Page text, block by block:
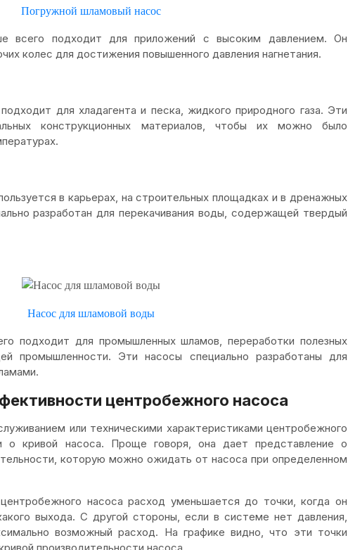
Погружной шламовый насос
всего подходит для приложений с высоким давлением. Он
колес для достижения повышенного давления нагнетания.
для хладагента и песка, жидкого природного газа. Эти
конструкционных материалов, чтобы их можно было
в карьерах, на строительных площадках и в дренажных
разработан для перекачивания воды, содержащей твердый
Насос для шламовой воды
подходит для промышленных шламов, переработки полезных
промышленности. Эти насосы специально разработаны для
центробежного насоса
или техническими характеристиками центробежного
о кривой насоса. Проще говоря, она дает представление о
которую можно ожидать от насоса при определенном
насоса расход уменьшается до точки, когда он
выхода. С другой стороны, если в системе нет давления,
возможный расход. На графике видно, что эти точки